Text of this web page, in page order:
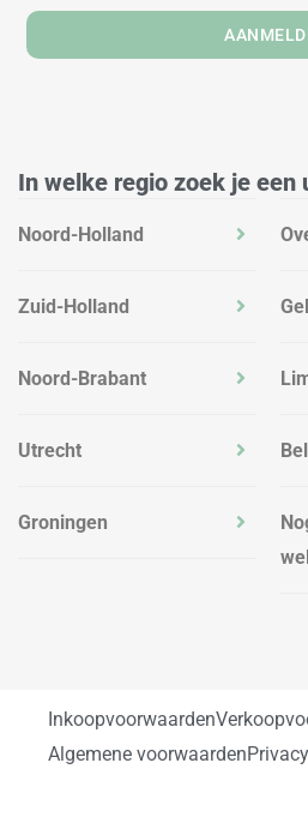
m
In welke regio zoek je een
Noord-Holland
Zuid-Holland
Noord-Brabant
Utrecht
Groningen
Inkoopvoorwaarden
Algemene voorwaarden